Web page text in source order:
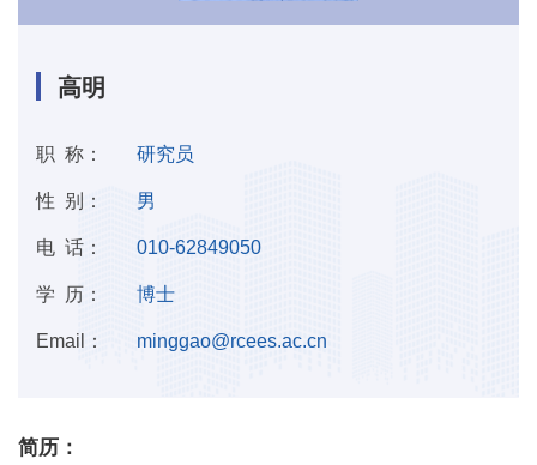
高明
职 称： 研究员
性 别： 男
电 话： 010-62849050
学 历： 博士
Email： minggao@rcees.ac.cn
简历：